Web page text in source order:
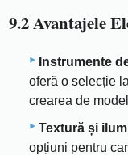
9.2 Avantajele
Instrumente
oferă o selecție
crearea de
Textură și
opțiuni pentru